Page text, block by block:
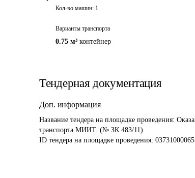
Кол-во машин: 1
Варианты транспорта
0.75 м³ контейнер
Тендерная документация
Доп. информация
Название тендера на площадке проведения:
транспорта МИИТ. (№ ЗК 483/11)
ID тендера на площадке проведения: